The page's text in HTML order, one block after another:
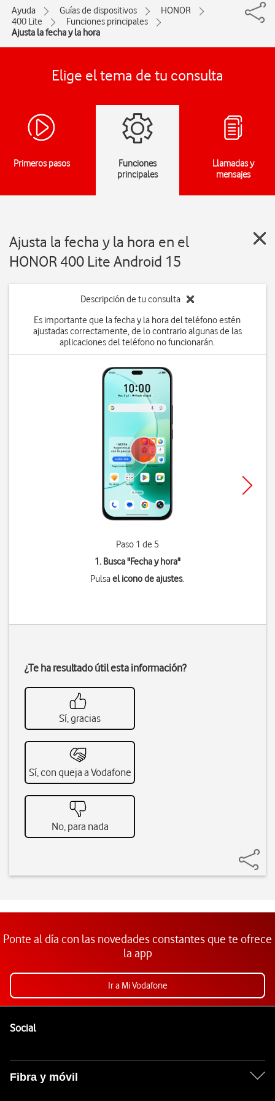
Ayuda Guías de dispositivos
HONOR
400 Lite
Funciones principales
Ajusta la fecha y la hora
Elige el tema de tu consulta
Primeros pasos
Funciones
principales
Llamadas y
mensajes
Ajusta la fecha y la hora en el
HONOR 400 Lite Android 15
Descripción de tu consulta
Es importante que la fecha y la hora del teléfono estén
ajustadas correctamente, de lo contrario algunas de las
aplicaciones del teléfono no funcionarán.
Paso 1 de 5
1. Busca "Fecha y hora"
Pulsael icono de ajustes.
¿Te ha resultado útil esta información?
Sí, gracias
Sí, con queja a Vodafone
No, para nada
Ponte al día con las novedades constantes que te ofrece
la app
Ir a Mi Vodafone
SocialEnlaces a las redes sociales de Vodafone
Fibra y móvil